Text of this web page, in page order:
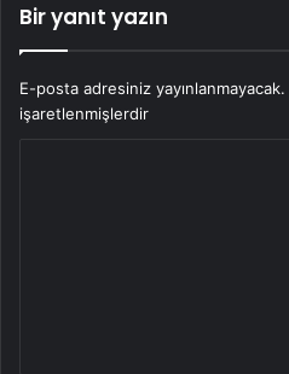
Bir yanıt yazın
E-posta adresiniz yayınlanmayacak.
işaretlenmişlerdir